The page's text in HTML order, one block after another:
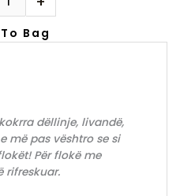
Bag
dëllinje, livandë,
më pas vështro se si
Për flokë me
rifreskuar.